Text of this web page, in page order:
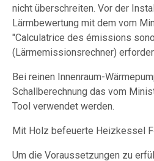
nicht überschreiten. Vor der
Lärmbewertung mit dem vom
"Calculatrice des émissions
(Lärmemissionsrechner)
Bei reinen Innenraum-
Schallberechnung das vom
Tool verwendet werden.
Mit Holz befeuerte Heizkessel
Um die Voraussetzungen zu